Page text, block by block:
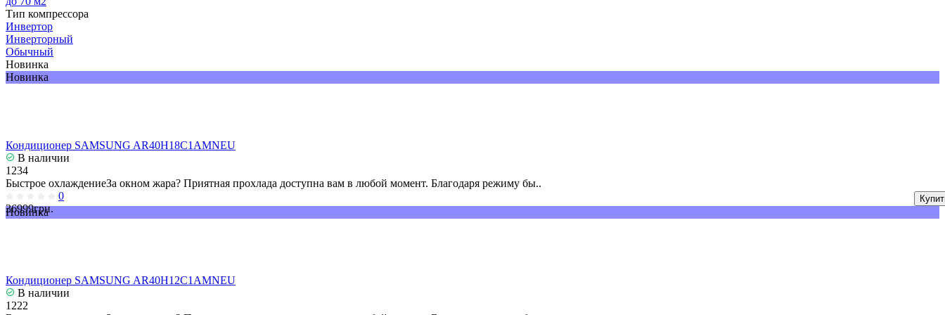
Тип компрессора
Инвертор
Инверторный
Обычный
Новинка
Новинка
Кондиционер SAMSUNG AR40H18C1AMNEU
В наличии
1234
Быстрое охлаждениеЗа окном жара? Приятная прохлада доступна вам в любой момент. Благодаря режиму бы..
0
36999грн.
Новинка
Кондиционер SAMSUNG AR40H12C1AMNEU
В наличии
1222